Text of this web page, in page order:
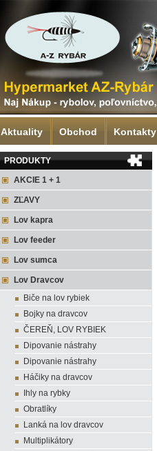
PRODUKTY
AKCIE 1 + 1
ZĽAVY
Lov kapra
Lov feeder
Lov sumca
Lov Dravcov
Biče na lov rybiek
Bojky na dravcov
ČEREŇ, LOV RYBIEK
Dipovanie nástrahy
Dipovanie nástrahy
Háčiky na dravcov
Ihly na rybky
Obratlíky
Lanká na lov dravcov
Multiplikátory
Aktuality Obchod Kontakty